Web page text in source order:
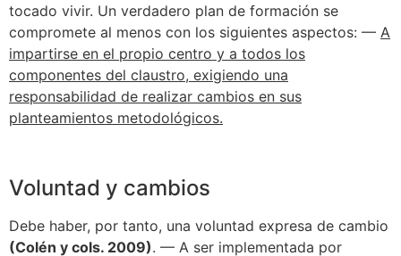
tocado vivir. Un verdadero plan de formación se
compromete al menos con los siguientes aspectos: — A
impartirse en el propio centro y a todos los
componentes del claustro, exigiendo una
responsabilidad de realizar cambios en sus
planteamientos metodológicos.
Voluntad y cambios
Debe haber, por tanto, una voluntad expresa de cambio
(Colén y cols. 2009). — A ser implementada por